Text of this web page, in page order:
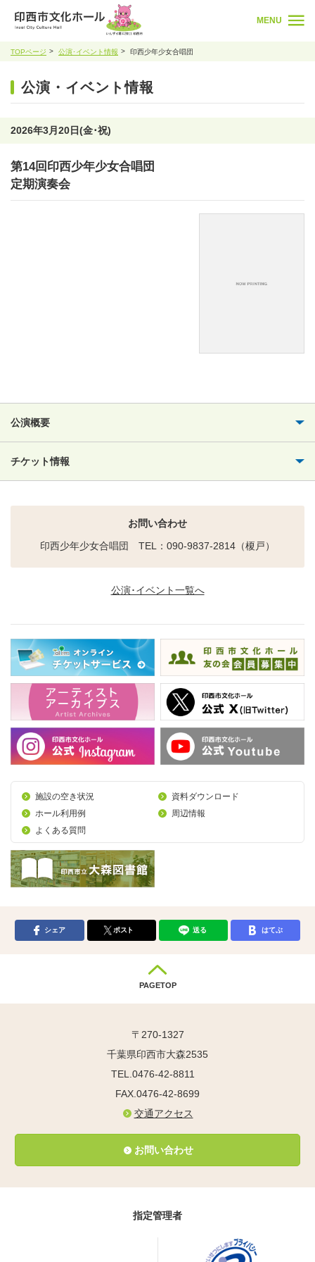
MENU
TOPページ 公演･イベント情報 印西少年少女合唱団
公演・イベント情報
2026年3月20日(金･祝)
第14回印西少年少女合唱団
定期演奏会
公演概要
チケット情報
お問い合わせ
印西少年少女合唱団 TEL：090-9837-2814（榎戸）
公演･イベント一覧へ
施設の空き状況
資料ダウンロード
ホール利用例
周辺情報
よくある質問
シェア ポスト 送る はてぶ
PAGETOP
〒270-1327
千葉県印西市大森2535
TEL.0476-42-8811
FAX.0476-42-8699
交通アクセス
お問い合わせ
指定管理者